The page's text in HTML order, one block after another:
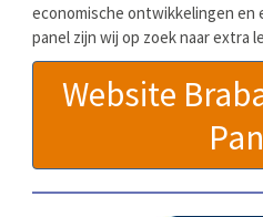
economische ontwikkelingen en
panel zijn wij op zoek naar extra
Website